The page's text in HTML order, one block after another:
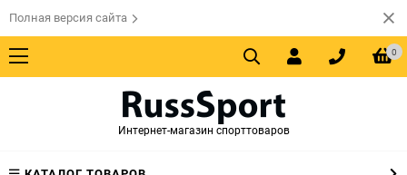
Полная версия сайта
0
Интернет-магазин спорттоваров